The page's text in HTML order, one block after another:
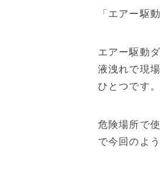
「エアー駆
エアー駆動
液洩れで現
ひとつです。
危険場所で
で今回のよ